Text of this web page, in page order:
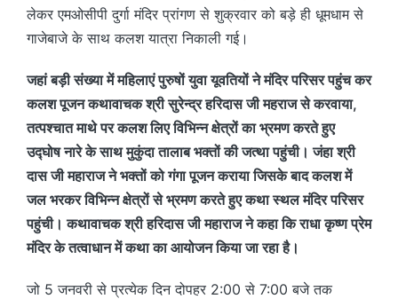
लेकर एमओसीपी दुर्गा मंदिर प्रांगण से शुक्रवार को बड़े ही धूमधाम से
गाजेबाजे के साथ कलश यात्रा निकाली गई।
जहां बड़ी संख्या में महिलाएं पुरुषों युवा यूवतियों ने मंदिर परिसर पहुंच कर
कलश पूजन कथावाचक श्री सुरेन्द्र हरिदास जी महराज से करवाया,
तत्पश्चात माथे पर कलश लिए विभिन्न क्षेत्रों का भ्रमण करते हुए
उद्घोष नारे के साथ मुकुंदा तालाब भक्तों की जत्था पहुंची। जंहा श्री
दास जी महाराज ने भक्तों को गंगा पूजन कराया जिसके बाद कलश में
जल भरकर विभिन्न क्षेत्रों से भ्रमण करते हुए कथा स्थल मंदिर परिसर
पहुंची। कथावाचक श्री हरिदास जी महाराज ने कहा कि राधा कृष्ण प्रेम
मंदिर के तत्वाधान में कथा का आयोजन किया जा रहा है।
जो 5 जनवरी से प्रत्येक दिन दोपहर 2:00 से 7:00 बजे तक